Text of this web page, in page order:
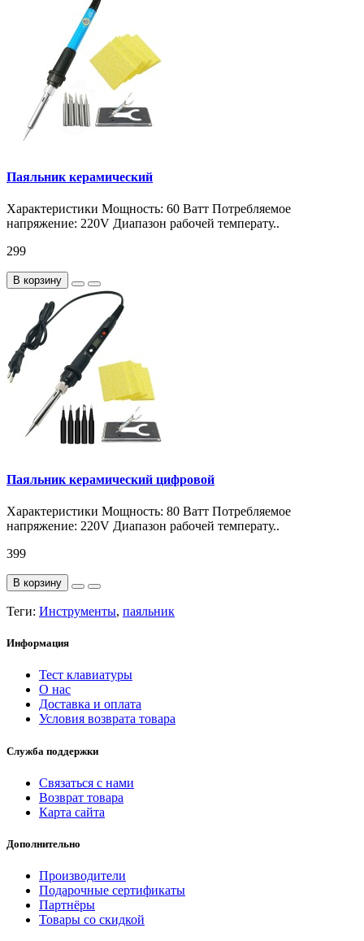
Паяльник керамический
Характеристики Мощность: 60 Ватт Потребляемое
напряжение: 220V Диапазон рабочей температу..
299
В корзину
Паяльник керамический цифровой
Характеристики Мощность: 80 Ватт Потребляемое
напряжение: 220V Диапазон рабочей температу..
399
В корзину
Теги: Инструменты, паяльник
Информация
Тест клавиатуры
О нас
Доставка и оплата
Условия возврата товара
Служба поддержки
Связаться с нами
Возврат товара
Карта сайта
Дополнительно
Производители
Подарочные сертификаты
Партнёры
Товары со скидкой